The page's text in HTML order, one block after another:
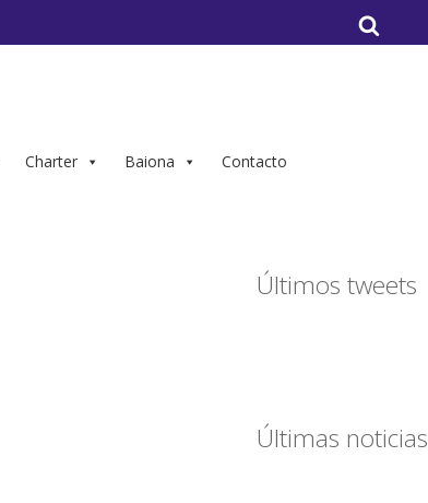
por:
Charter Baiona Contacto
Últimos tweets
Últimas noticias